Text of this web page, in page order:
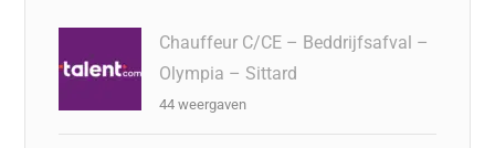
Chauffeur C/CE – Beddrijfsafval –
Olympia – Sittard
44 weergaven